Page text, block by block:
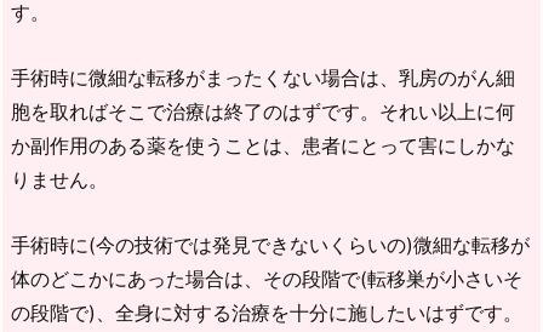
す。
手術時に微細な転移がまったくない場合は、乳房のがん細
胞を取ればそこで治療は終了のはずです。それい以上に何
か副作用のある薬を使うことは、患者にとって害にしかな
りません。
手術時に(今の技術では発見できないくらいの)微細な転移が
体のどこかにあった場合は、その段階で(転移巣が小さいそ
の段階で)、全身に対する治療を十分に施したいはずです。